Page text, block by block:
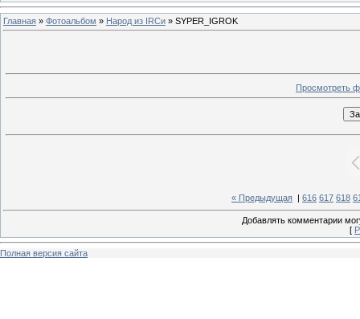
Главная » Фотоальбом » Народ из IRCи » SYPER_IGROK
Просмотреть
« Предыдущая 616 617 618
Добавлять комментарии
[
Полная версия сайта